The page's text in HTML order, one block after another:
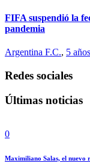
FIFA suspendió la
pandemia
Argentina F.C., 5
Redes sociales
Últimas noticias
0
Maximiliano Salas, el nuevo